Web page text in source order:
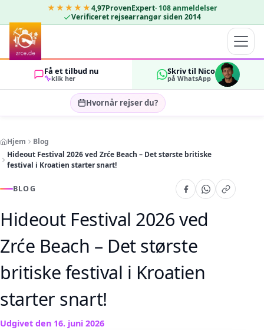
★★★★★4,97ProvenExpert· 108 anmeldelser
Verificeret rejsearrangør siden 2014
Få et tilbud nu
klik her
Skriv til Nico
på WhatsApp
Hvornår rejser du?
GÆSTER
2
Hjem
Blog
Hideout Festival 2026 ved Zrće Beach – Det største britiske
festival i Kroatien starter snart!
BLOG
Hideout Festival 2026 ved
Zrće Beach – Det største
britiske festival i Kroatien
starter snart!
Udgivet den 16. juni 2026